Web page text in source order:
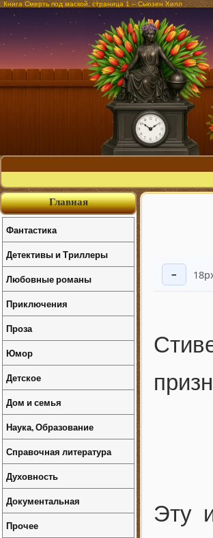
Книга Смерть под маской, страница 1 – Сьюзен Хилл
−
Эту
Главная
Фантастика
Детективы и Триллеры
Любовные романы
Приключения
Проза
Юмор
Детское
Дом и семья
Наука, Образование
Справочная литература
Духовность
Документальная
Прочее